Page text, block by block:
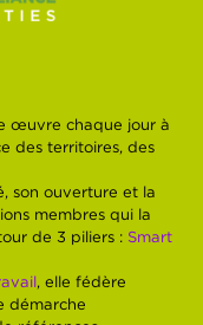
œuvre chaque jour à
des territoires, des
son ouverture et la
membres qui la
de 3 piliers : Smart
, elle fédère
démarche